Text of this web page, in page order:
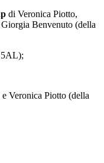
di Veronica Piotto,
Benvenuto (della
5AL);
Veronica Piotto (della